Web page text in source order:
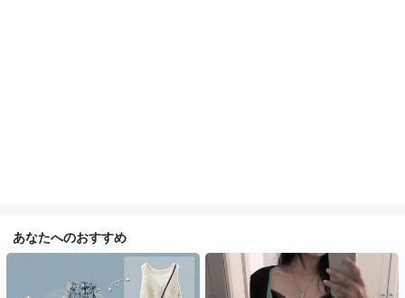
あなたへのおすすめ